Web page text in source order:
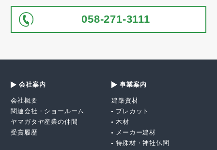
058-271-3111
会社案内
会社概要
関連会社・ショールーム
ヤマガタヤ産業の仲間
受賞履歴
事業案内
建築資材
プレカット
木材
メーカー建材
特殊材・神社仏閣